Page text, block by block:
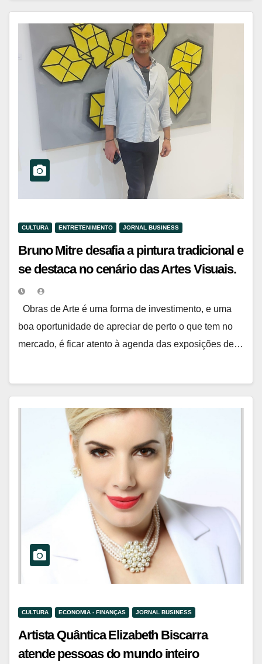
CULTURA ENTRETENIMENTO JORNAL BUSINESS
Bruno Mitre desafia a pintura tradicional e
se destaca no cenário das Artes Visuais.
Obras de Arte é uma forma de investimento, e uma
boa oportunidade de apreciar de perto o que tem no
mercado, é ficar atento à agenda das exposições de…
CULTURA ECONOMIA - FINANÇAS JORNAL BUSINESS
Artista Quântica Elizabeth Biscarra
atende pessoas do mundo inteiro